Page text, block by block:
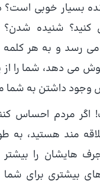
بسیار خوبی است؟
کنید؟ شنیده
می رسد و به هر کلمه
می دهد، شما را از
داشتن به شما
مردم احساس
مند هستید، به
هایشان را بیشتر
های بیشتری برای شما